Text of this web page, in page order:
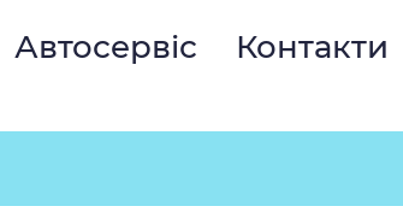
Автосервіс Контакти